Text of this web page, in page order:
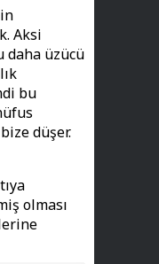
Aksi
daha üzücü
bu
düşer.
olması